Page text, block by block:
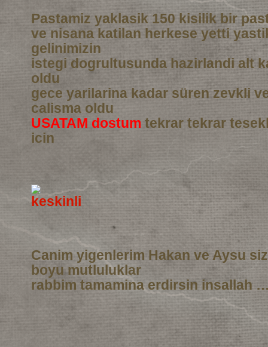
Pastamiz yaklasik 150 kisilik bir
ve nisana katilan herkese yetti
gelinimizin
istegi dogrultusunda hazirlandi alt
oldu
gece yarilarina kadar süren zevkli
calisma oldu
USATAM dostum tekrar tekrar
icin
Canim yigenlerim Hakan ve Aysu
boyu mutluluklar
rabbim tamamina erdirsin insallah